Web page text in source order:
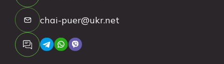
chai-puer@ukr.net